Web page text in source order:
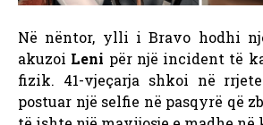
Në nëntor, ylli i Bravo hodhi
akuzoi Leni për një incident të
fizik. 41-vjeçarja shkoi në
postuar një selfie në pasqyrë që